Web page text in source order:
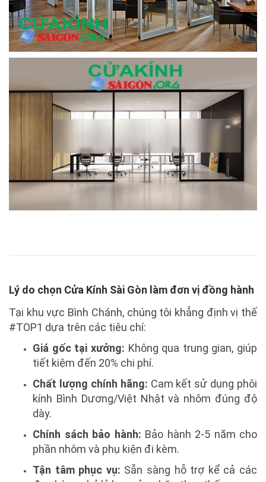
Lý do chọn Cửa Kính Sài Gòn làm đơn vị đồng hành
Tại khu vực Bình Chánh, chúng tôi khẳng định vị thế
#TOP1 dựa trên các tiêu chí:
Giá gốc tại xưởng: Không qua trung gian, giúp
tiết kiệm đến 20% chi phí.
Chất lượng chính hãng: Cam kết sử dụng phôi
kính Bình Dương/Việt Nhật và nhôm đúng độ
dày.
Chính sách bảo hành: Bảo hành 2-5 năm cho
phần nhôm và phụ kiện đi kèm.
Tận tâm phục vụ: Sẵn sàng hỗ trợ kể cả các